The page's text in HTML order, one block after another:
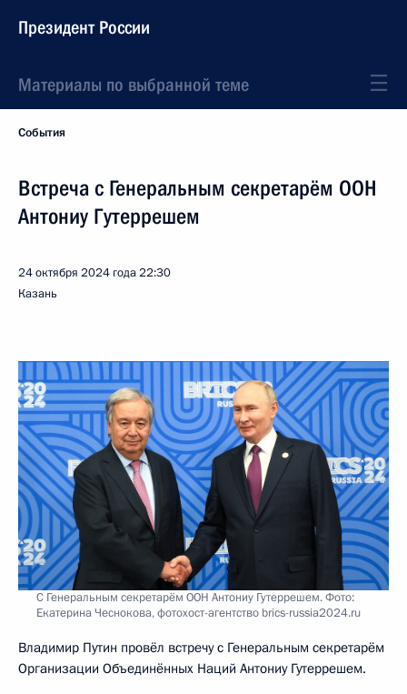
Президент России
Материалы по выбранной теме
События
Встреча с Генеральным секретарём ООН
Антониу Гутеррешем
24 октября 2024 года22:30
Казань
С Генеральным секретарём ООН Антониу Гутеррешем. Фото:
Екатерина Чеснокова, фотохост-агентство brics-russia2024.ru
Владимир Путин провёл встречу с Генеральным секретарём
Организации Объединённых Наций Антониу Гутеррешем.